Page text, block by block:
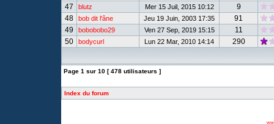
47
blutz Mer 15 Juil, 2015 10:12
9
48
bob dit l'âne Jeu 19 Juin, 2003 17:35
91
49
bobobobo29 Ven 27 Sep, 2019 15:15
11
50
bodycurl Lun 22 Mar, 2010 14:14 290
Page 1 sur 10 [ 478 utilisateurs ]
Index du forum